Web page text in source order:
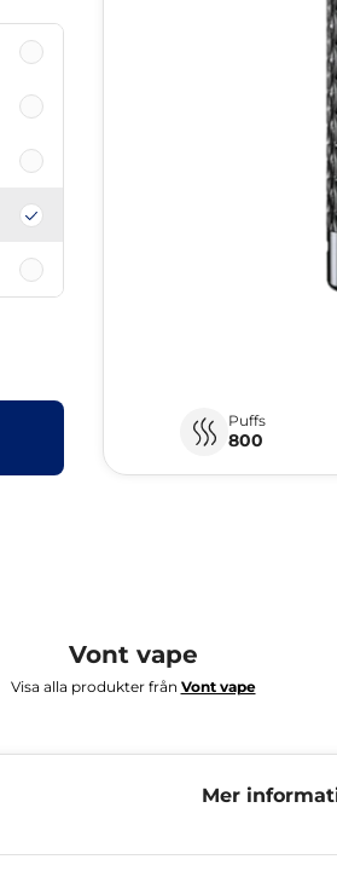
Puffs
800
Mer
Vont vape
Visa alla produkter från Vont vape